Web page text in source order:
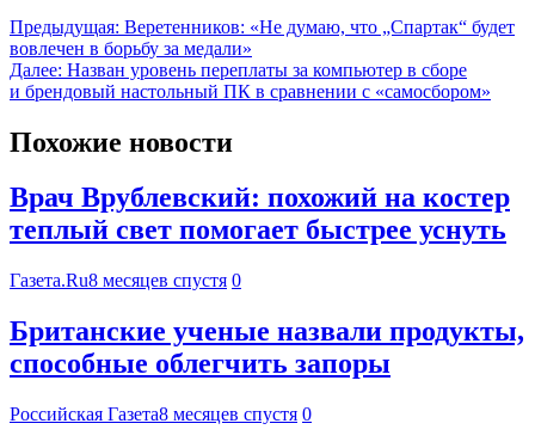
Предыдущая: Веретенников: «Не думаю, что „Спартак“ будет
вовлечен в борьбу за медали»
Далее: Назван уровень переплаты за компьютер в сборе
и брендовый настольный ПК в сравнении с «самосбором»
Похожие новости
Врач Врублевский: похожий на костер
теплый свет помогает быстрее уснуть
Газета.Ru8 месяцев спустя 0
Британские ученые назвали продукты,
способные облегчить запоры
Российская Газета8 месяцев спустя 0